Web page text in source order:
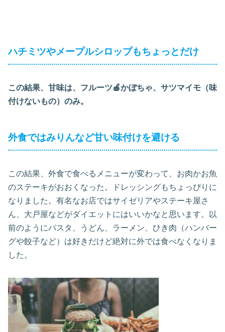
ハチミツやメープルシロップもちょっとだけ
この結果、甘味は、フルーツ🍎かぼちゃ、サツマイモ（味
付けないもの）のみ。
外食ではみりんなど甘い味付けを避ける
この結果、外食で食べるメニューが変わって、お肉かお魚
のステーキがおおくなった。ドレッシングもちょっぴりに
なりました。有名なお店ではサイゼリアやステーキ屋さ
ん、大戸屋などがダイエットにはいいかなと思います。以
前のようにパスタ、うどん、ラーメン、ひき肉（ハンバー
グや餃子など）は好きだけど絶対に外では食べなくなりま
した。